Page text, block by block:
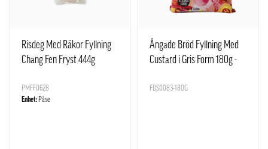
Risdeg Med Räkor Fyllning
Chang Fen Fryst 444g
PMFF0628
Enhet: Påse
Ångade Bröd Fyllning Med
Custard i Gris Form 180g -
FDS0083-180G